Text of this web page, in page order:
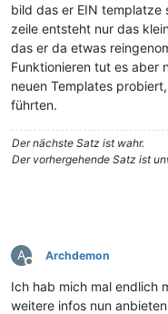
bild das er EIN templatze
zeile entsteht nur das
das er da etwas
Funktionieren tut es aber
neuen Templates
führten.
Der nächste Satz ist wahr.
Der vorhergehende Satz ist
A
Offline
Archdemon
Ich hab mich mal endlich
weitere infos nun